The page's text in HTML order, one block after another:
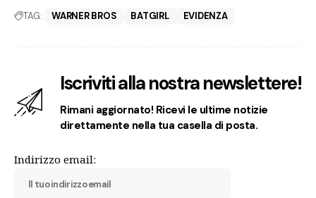
TAG: WARNER BROS BATGIRL EVIDENZA
Iscriviti alla nostra newslettere!
Rimani aggiornato! Ricevi le ultime notizie
direttamente nella tua casella di posta.
Indirizzo email: